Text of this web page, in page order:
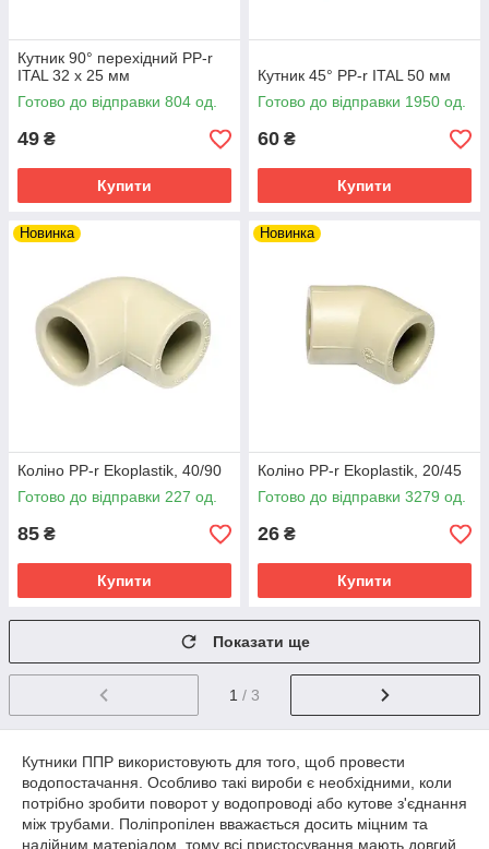
Кутник 90° перехідний PP-r
ITAL 32 x 25 мм
Готово до відправки 804 од.
49 ₴
Купити
Кутник 45° PP-r ITAL 50 мм
Готово до відправки 1950 од.
60 ₴
Купити
Новинка
Коліно PP-r Ekoplastik, 40/90
Готово до відправки 227 од.
85 ₴
Купити
Новинка
Коліно PP-r Ekoplastik, 20/45
Готово до відправки 3279 од.
26 ₴
Купити
Показати ще
1 / 3
Кутники ППР використовують для того, щоб провести
водопостачання. Особливо такі вироби є необхідними, коли
потрібно зробити поворот у водопроводі або кутове з'єднання
між трубами. Поліпропілен вважається досить міцним та
надійним матеріалом, тому всі пристосування мають довгий